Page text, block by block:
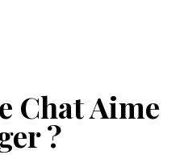
Chat Aime
?